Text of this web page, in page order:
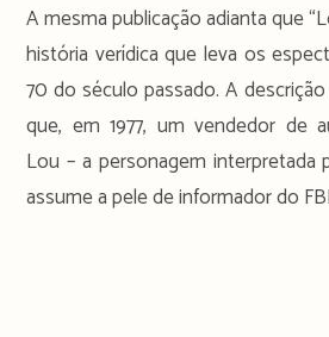
A mesma publicação adianta que
história verídica que leva os
70 do século passado. A
que, em 1977, um vendedor de
Lou – a personagem interpretada
assume a pele de informador do